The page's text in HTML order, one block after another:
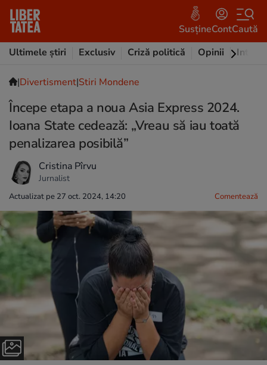
SusțineContCaută
Ultimele știri
Exclusiv Criză politică Opinii
|Divertisment|Stiri Mondene
Începe etapa a noua Asia Express 2024.
Ioana State cedează: „Vreau să iau toată
penalizarea posibilă”
Cristina Pîrvu
Jurnalist
Actualizat pe 27 oct. 2024, 14:20 Comentează